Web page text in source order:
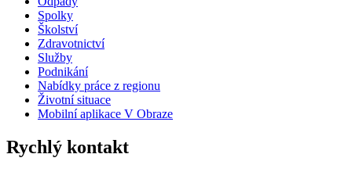
Spolky
Školství
Zdravotnictví
Služby
Podnikání
Nabídky práce z regionu
Životní situace
Mobilní aplikace V Obraze
Rychlý kontakt